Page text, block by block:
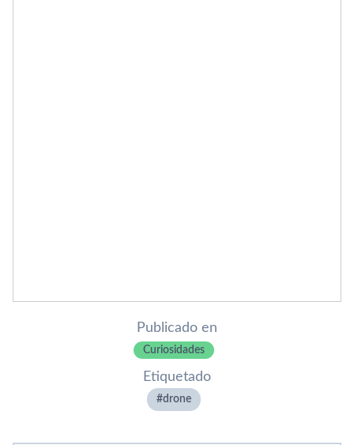
Publicado en
Curiosidades
Etiquetado
drone